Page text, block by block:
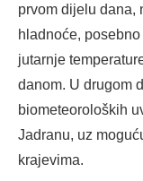
prvom dijelu dana,
hladnoće,
jutarnje
danom. U drugom
biometeoroloških
Jadranu, uz
krajevima.